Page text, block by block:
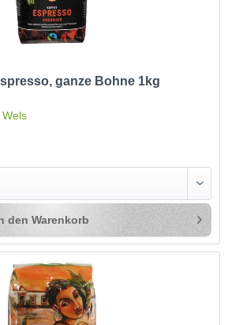
ganze Bohne 1kg
den Warenkorb